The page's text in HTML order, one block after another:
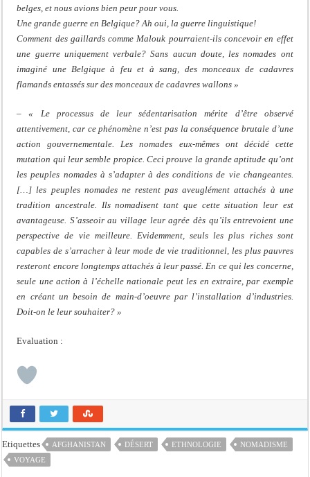
belges, et nous avions bien peur pour vous.
Une grande guerre en Belgique? Ah oui, la guerre linguistique!
Comment des gaillards comme Malouk pourraient-ils concevoir en effet
une guerre uniquement verbale? Sans aucun doute, les nomades ont
imaginé une Belgique à feu et à sang, des monceaux de cadavres
flamands entassés sur des monceaux de cadavres wallons »
– « Le processus de leur sédentarisation mérite d’être observé
attentivement, car ce phénomène n’est pas la conséquence brutale d’une
action gouvernementale. Les nomades eux-mêmes ont décidé cette
mutation qui leur semble propice. Ceci prouve la grande aptitude qu’ont
les peuples nomades à s’adapter à des conditions de vie changeantes.
[…] les peuples nomades ne restent pas aveuglément attachés à une
tradition ancestrale. Ils nomadisent tant que cette situation leur est
avantageuse. S’asseoir au village leur agrée dès qu’ils entrevoient une
perspective de vie meilleure. Evidemment, seuls les plus riches sont
capables de s’arracher à leur mode de vie traditionnel, les plus pauvres
resteront encore longtemps attachés à leur passé. En ce qui les concerne,
seule une action à l’échelle nationale peut les en extraire, par exemple
en créant un besoin de main-d’oeuvre par l’installation d’industries.
Doit-on le leur souhaiter? »
Evaluation :
Etiquettes AFGHANISTAN DÉSERT ETHNOLOGIE
NOMADISME
VOYAGE